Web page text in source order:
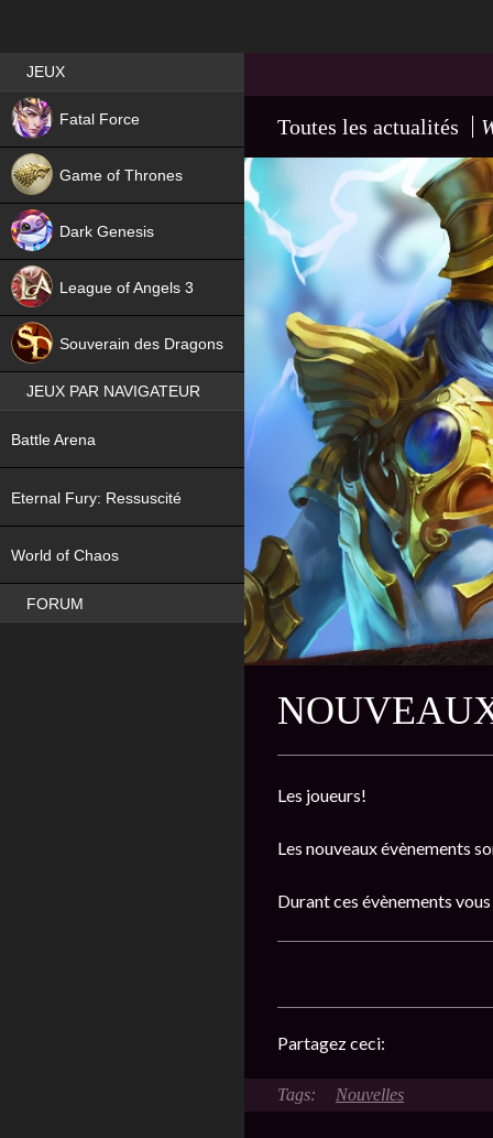
Toutes les actualités
Les joueurs!
Les nouveaux évènements
Durant ces évènements
Partagez ceci:
Nouvelles
Best RPG games in France
JEUX
Fatal Force
NEW
Game of Thrones
Dark Genesis
League of Angels 3
Souverain des Dragons
JEUX PAR NAVIGATEUR
Battle Arena
Eternal Fury: Ressuscité
World of Chaos
FORUM